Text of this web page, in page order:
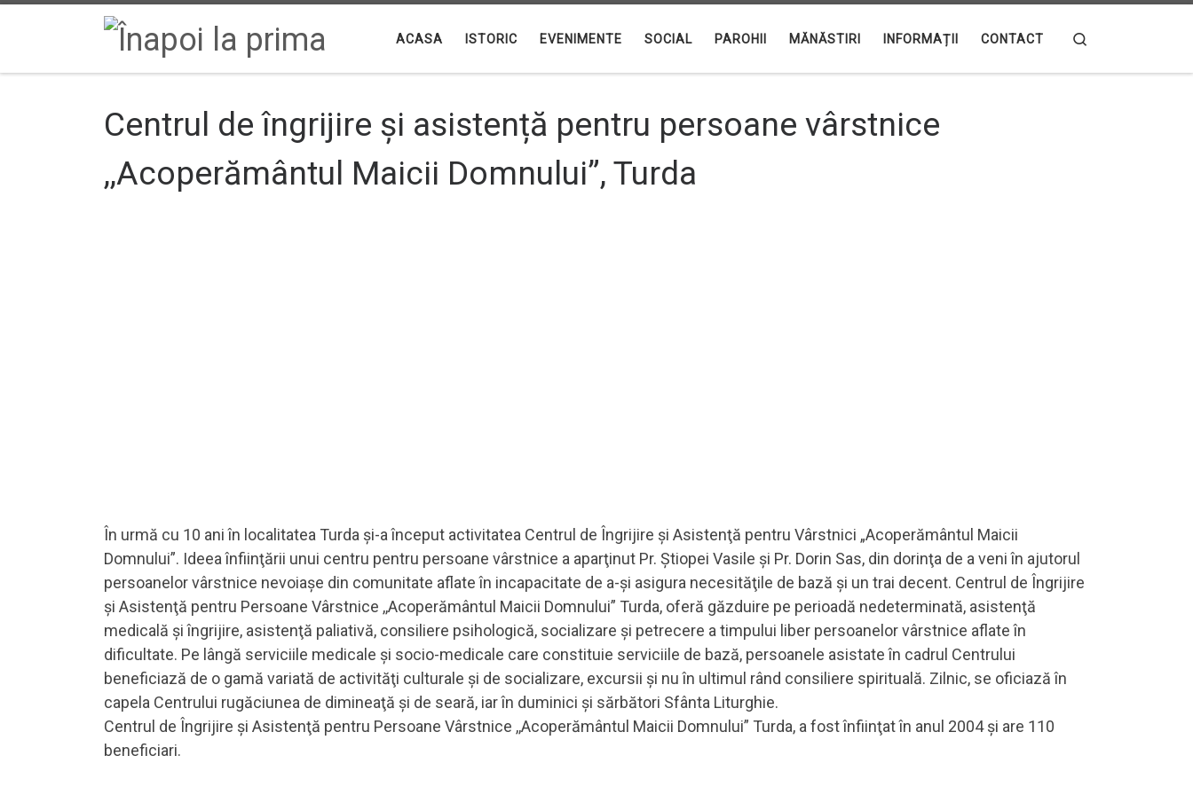
Sari la conținut
ACASA ISTORIC EVENIMENTE SOCIAL PAROHII MĂNĂSTIRI INFORMAȚII CONTACT
Centrul de îngrijire și asistență pentru persoane vârstnice
,,Acoperământul Maicii Domnului”, Turda
În urmă cu 10 ani în localitatea Turda şi-a început activitatea Centrul de Îngrijire şi Asistenţă pentru Vârstnici „Acoperământul Maicii
Domnului”. Ideea înfiinţării unui centru pentru persoane vârstnice a aparţinut Pr. Ştiopei Vasile şi Pr. Dorin Sas, din dorinţa de a veni în ajutorul
persoanelor vârstnice nevoiaşe din comunitate aflate în incapacitate de a-şi asigura necesităţile de bază şi un trai decent. Centrul de Îngrijire
şi Asistenţă pentru Persoane Vârstnice ,,Acoperământul Maicii Domnului” Turda, oferă găzduire pe perioadă nedeterminată, asistenţă
medicală şi îngrijire, asistenţă paliativă, consiliere psihologică, socializare şi petrecere a timpului liber persoanelor vârstnice aflate în
dificultate. Pe lângă serviciile medicale şi socio-medicale care constituie serviciile de bază, persoanele asistate în cadrul Centrului
beneficiază de o gamă variată de activităţi culturale şi de socializare, excursii şi nu în ultimul rând consiliere spirituală. Zilnic, se oficiază în
capela Centrului rugăciunea de dimineaţă şi de seară, iar în duminici şi sărbători Sfânta Liturghie.
Centrul de Îngrijire şi Asistenţă pentru Persoane Vârstnice ,,Acoperământul Maicii Domnului” Turda, a fost înfiinţat în anul 2004 și are 110
beneficiari.